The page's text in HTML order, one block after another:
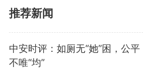
推荐新闻
中安时评：如厕无“她”困，公平
不唯“均”